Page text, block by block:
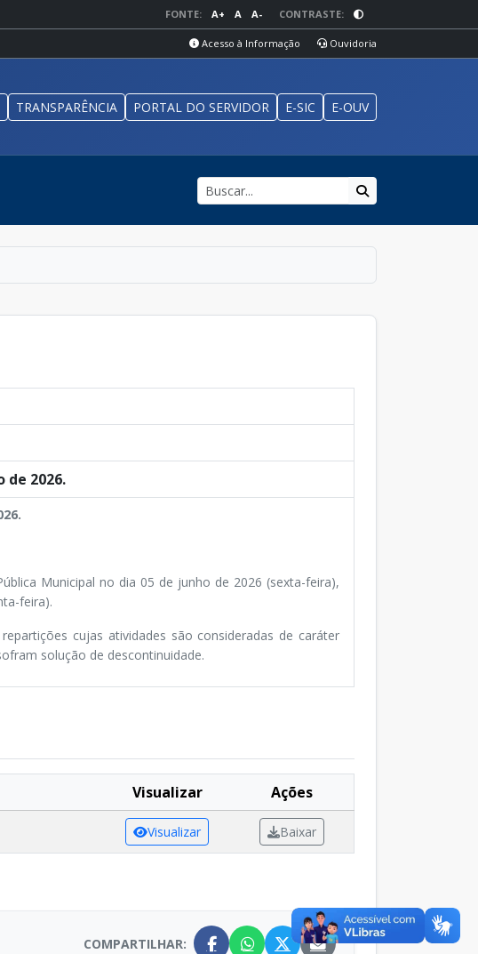
FONTE: A+ A A- CONTRASTE:
Acesso à Informação Ouvidoria
TRANSPARÊNCIA PORTAL DO SERVIDOR E-SIC E-OUV
de 2026.
Municipal no dia 05 de junho de 2026 (sexta-feira),
feira).
cujas atividades são consideradas de caráter
solução de descontinuidade.
Visualizar
Ações
Visualizar Baixar
COMPARTILHAR: